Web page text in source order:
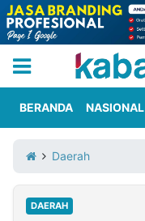
Iklan
Berita
Kami
BERANDA NASIONAL
Daerah
DAERAH